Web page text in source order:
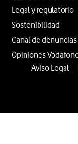
Legal y regulatorio
Sostenibilidad
Canal de
Opiniones Vodafone
Aviso Legal